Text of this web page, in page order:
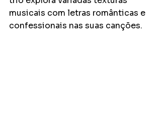
musicais com letras românticas e
confessionais nas suas canções.